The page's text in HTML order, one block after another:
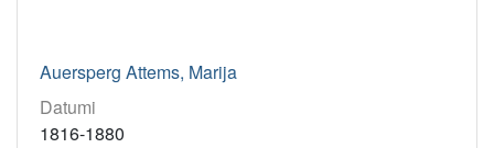
Auersperg Attems, Marija
Datumi
1816-1880